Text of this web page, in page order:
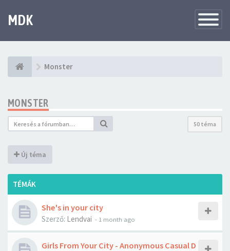
navigáció
MDK
Monster
MONSTER
50 téma
Új téma
TÉMÁK
She's in your city
Szerző: Lendvai - 1 month ago
Girls From Your City - Anonymous Casual D